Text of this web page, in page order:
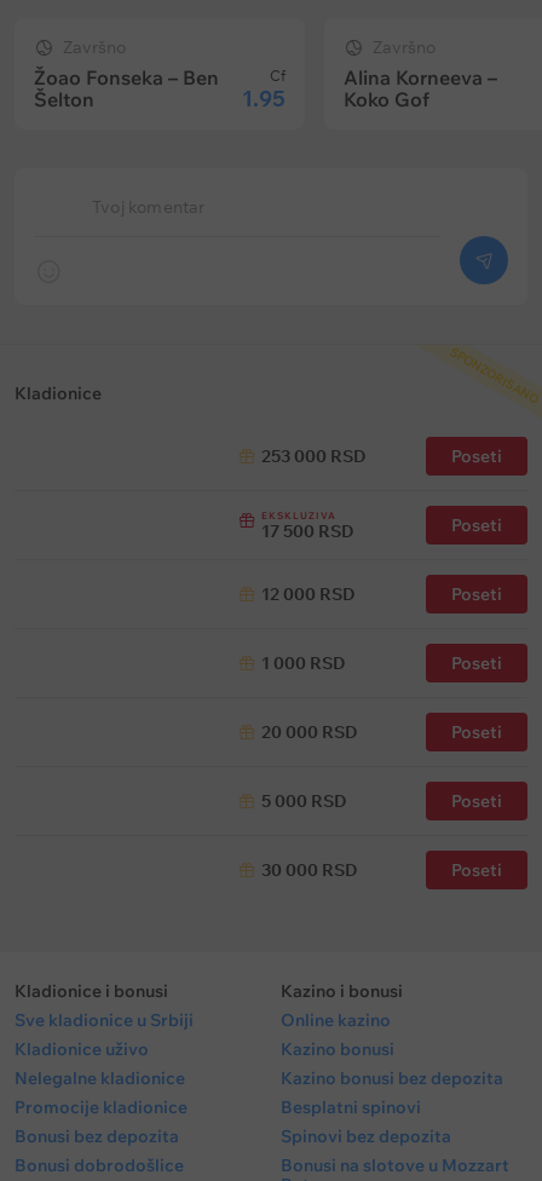
Završno
Žoao Fonseka – Ben
Šelton
Cf
1.95
Završno
Alina Korneeva –
Koko Gof
Tvoj komentar
SPONZORISANO
Kladionice
253 000 RSD Poseti
EKSKLUZIVA
17 500 RSD Poseti
12 000 RSD Poseti
1 000 RSD Poseti
20 000 RSD Poseti
5 000 RSD Poseti
30 000 RSD Poseti
Kladionice i bonusi
Sve kladionice u Srbiji
Kladionice uživo
Nelegalne kladionice
Promocije kladionice
Bonusi bez depozita
Bonusi dobrodošlice
Kazino i bonusi
Online kazino
Kazino bonusi
Kazino bonusi bez depozita
Besplatni spinovi
Spinovi bez depozita
Bonusi na slotove u Mozzart